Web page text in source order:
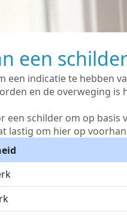
een
een indicatie te hebben
en de overweging
een schilder om op
lastig om hier op